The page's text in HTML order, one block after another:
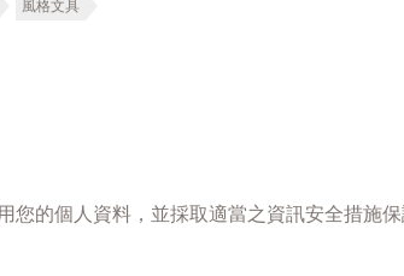
風格文具
您的個人資料，並採取適當之資訊安全措施